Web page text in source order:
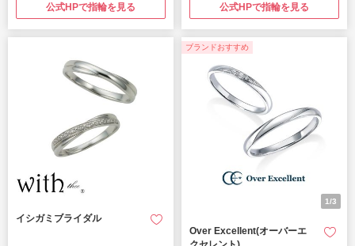
公式HPで指輪を見る 公式HPで指輪を見る
イシガミブライダル
ブランドおすすめ
1/3
Over Excellent(オーバーエ